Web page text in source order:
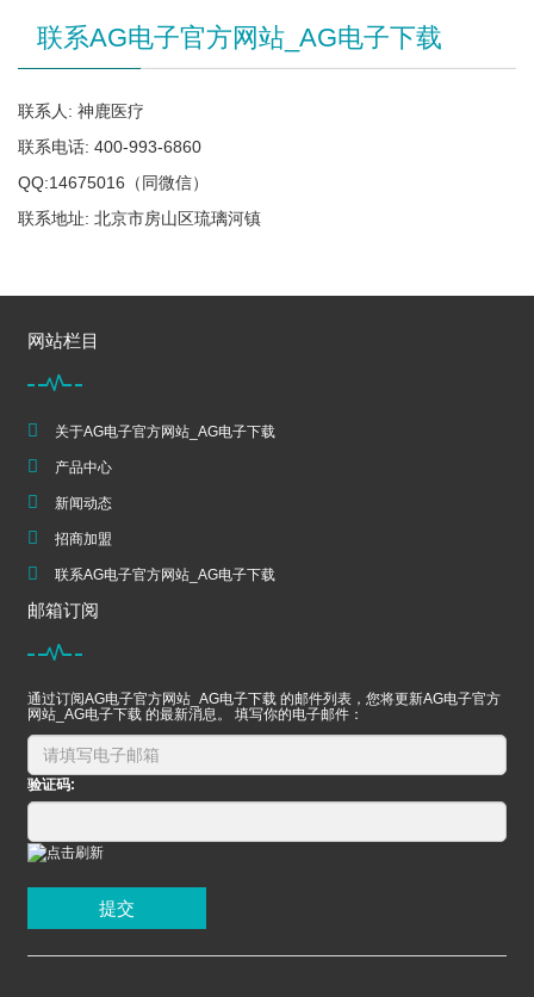
联系AG电子官方网站_AG电子下载
联系人: 神鹿医疗
联系电话: 400-993-6860
QQ:14675016（同微信）
联系地址: 北京市房山区琉璃河镇
网站栏目
关于AG电子官方网站_AG电子下载
产品中心
新闻动态
招商加盟
联系AG电子官方网站_AG电子下载
邮箱订阅
通过订阅AG电子官方网站_AG电子下载 的邮件列表，您将更新AG电子官方
网站_AG电子下载 的最新消息。 填写你的电子邮件：
验证码:
提交